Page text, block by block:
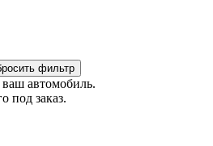
автомобиль.
под заказ.